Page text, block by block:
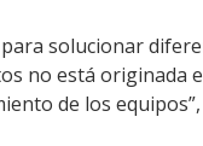
solucionar
no está originada
de los